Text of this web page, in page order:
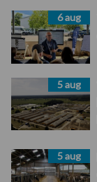
6 aug
5 aug
5 aug